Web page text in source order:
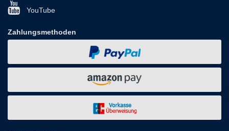
YouTube
Zahlungsmethoden